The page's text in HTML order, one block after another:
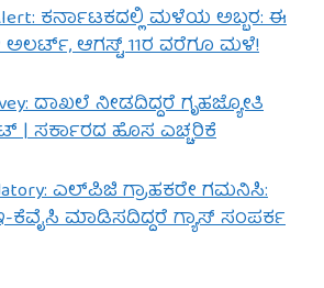
Alert: ಕರ್ನಾಟಕದಲ್ಲಿ ಮಳೆಯ ಅಬ್ಬರ: ಈ
ಆಗಸ್ಟ್ 11ರ ವರೆಗೂ ಮಳೆ!
ದಾಖಲೆ ನೀಡದಿದ್ದರೆ ಗೃಹಜ್ಯೋತಿ
ಸರ್ಕಾರದ ಹೊಸ ಎಚ್ಚರಿಕೆ
ಎಲ್‌ಪಿಜಿ ಗ್ರಾಹಕರೇ ಗಮನಿಸಿ:
ಕೆವೈಸಿ ಮಾಡಿಸದಿದ್ದರೆ ಗ್ಯಾಸ್ ಸಂಪರ್ಕ